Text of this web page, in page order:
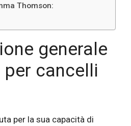
Thomson:
generale
cancelli
per la sua capacità di